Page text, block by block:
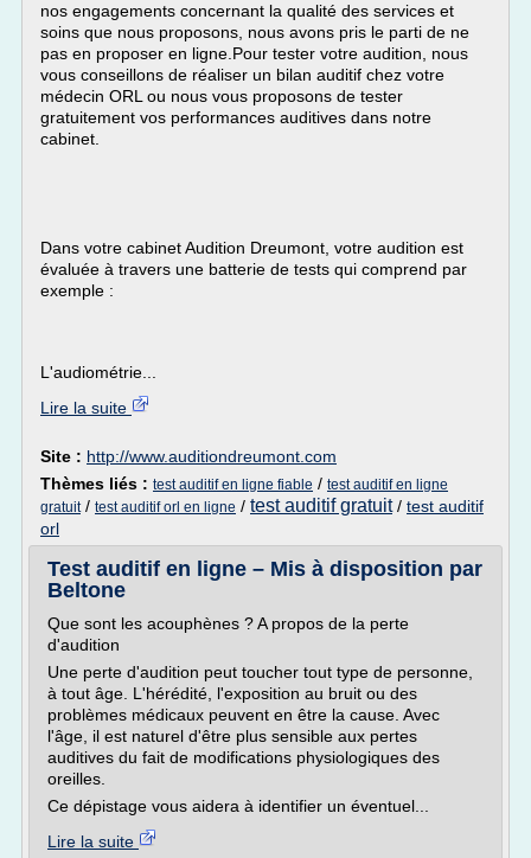
nos engagements concernant la qualité des services et
soins que nous proposons, nous avons pris le parti de ne
pas en proposer en ligne.Pour tester votre audition, nous
vous conseillons de réaliser un bilan auditif chez votre
médecin ORL ou nous vous proposons de tester
gratuitement vos performances auditives dans notre
cabinet.
Dans votre cabinet Audition Dreumont, votre audition est
évaluée à travers une batterie de tests qui comprend par
exemple :
L'audiométrie...
Lire la suite
Site : http://www.auditiondreumont.com
Thèmes liés : test auditif en ligne fiable / test auditif en ligne
gratuit/ test auditif orl en ligne / test auditif gratuit/ test auditif
orl
Test auditif en ligne – Mis à disposition par
Beltone
Que sont les acouphènes ? A propos de la perte
d'audition
Une perte d'audition peut toucher tout type de personne,
à tout âge. L'hérédité, l'exposition au bruit ou des
problèmes médicaux peuvent en être la cause. Avec
l'âge, il est naturel d'être plus sensible aux pertes
auditives du fait de modifications physiologiques des
oreilles.
Ce dépistage vous aidera à identifier un éventuel...
Lire la suite